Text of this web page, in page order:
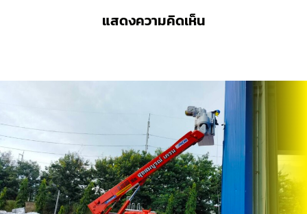
แสดงความคิดเห็น